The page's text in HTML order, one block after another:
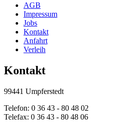
AGB
Impressum
Jobs
Kontakt
Anfahrt
Verleih
Kontakt
99441 Umpferstedt
Telefon: 0 36 43 - 80 48 02
Telefax: 0 36 43 - 80 48 06